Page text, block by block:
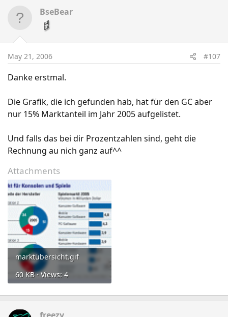
BseBear
May 21, 2006 #107
Danke erstmal.
Die Grafik, die ich gefunden hab, hat für den GC aber
nur 15% Marktanteil im Jahr 2005 aufgelistet.
Und falls das bei dir Prozentzahlen sind, geht die
Rechnung au nich ganz auf^^
Attachments
marktübersicht.gif
60 KB · Views: 4